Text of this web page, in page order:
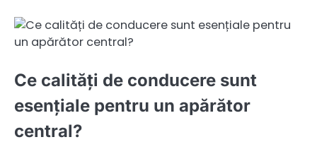
Ce calități de conducere sunt
esențiale pentru un apărător
central?